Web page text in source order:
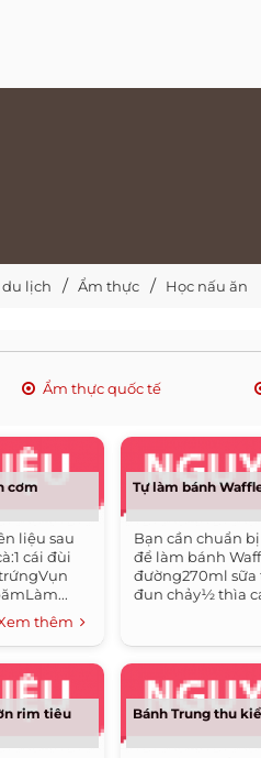
du lịch Ẩm thực Học nấu ăn
Ẩm thực quốc tế
cơm
liệu sau
cái đùi
thêm
rim tiêu
Tự làm bánh
Bạn cần chuẩn
để làm bánh
đường270ml
đun chảy½ thìa
Bánh Trung thu